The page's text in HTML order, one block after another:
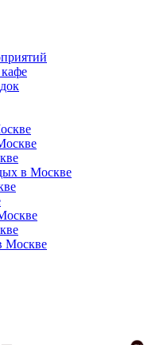
в Москве
Москве